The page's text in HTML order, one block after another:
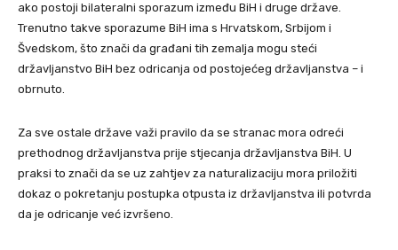
ako postoji bilateralni sporazum između BiH i druge države.
Trenutno takve sporazume BiH ima s Hrvatskom, Srbijom i
Švedskom, što znači da građani tih zemalja mogu steći
državljanstvo BiH bez odricanja od postojećeg državljanstva – i
obrnuto.
Za sve ostale države važi pravilo da se stranac mora odreći
prethodnog državljanstva prije stjecanja državljanstva BiH. U
praksi to znači da se uz zahtjev za naturalizaciju mora priložiti
dokaz o pokretanju postupka otpusta iz državljanstva ili potvrda
da je odricanje već izvršeno.